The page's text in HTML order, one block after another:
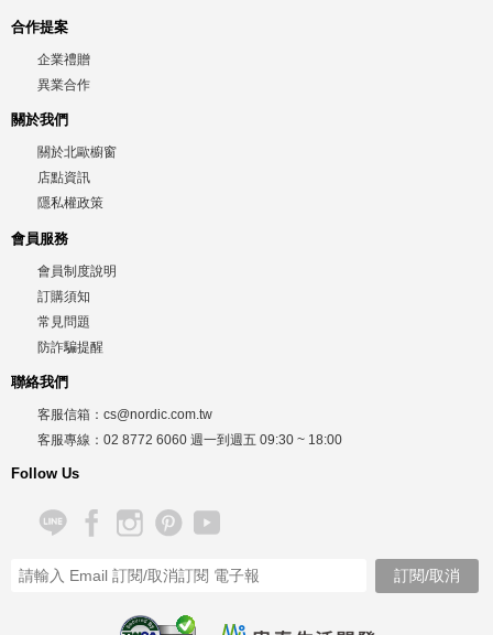
合作提案
企業禮贈
異業合作
關於我們
關於北歐櫥窗
店點資訊
隱私權政策
會員服務
會員制度說明
訂購須知
常見問題
防詐騙提醒
聯絡我們
客服信箱： cs@nordic.com.tw
客服專線： 02 8772 6060 週一到週五 09:30 ~ 18:00
Follow Us